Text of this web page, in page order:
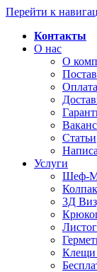
Перейти к
Контакты
О нас
О
Оплата
Статьи
Услуги
Шеф-
3Д
Клещи